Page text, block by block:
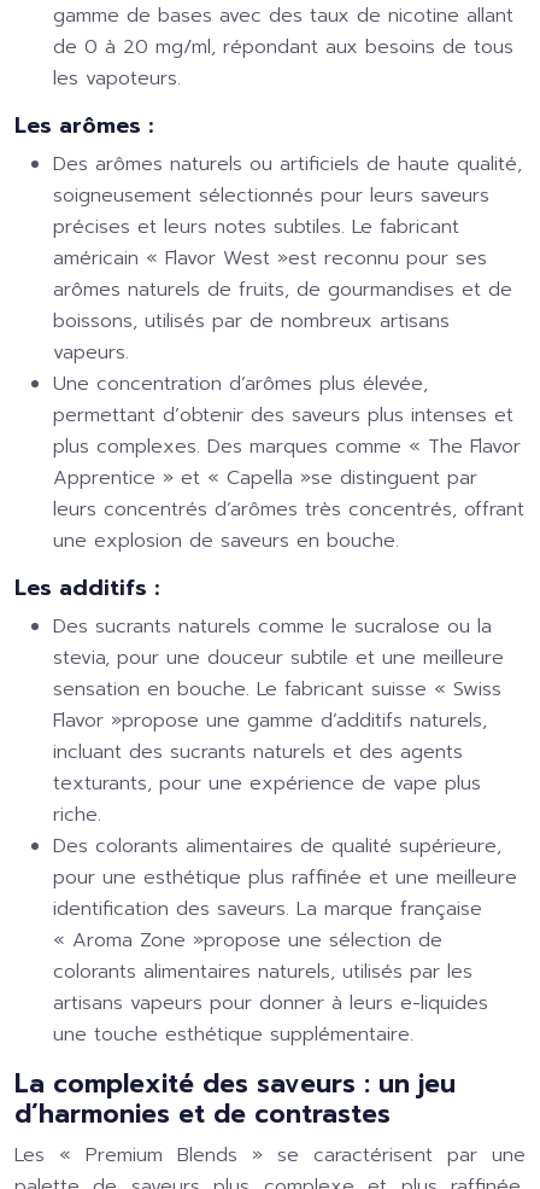
gamme de bases avec des taux de nicotine allant
de 0 à 20 mg/ml, répondant aux besoins de tous
les vapoteurs.
Les arômes :
Des arômes naturels ou artificiels de haute qualité,
soigneusement sélectionnés pour leurs saveurs
précises et leurs notes subtiles. Le fabricant
américain « Flavor West »est reconnu pour ses
arômes naturels de fruits, de gourmandises et de
boissons, utilisés par de nombreux artisans
vapeurs.
Une concentration d’arômes plus élevée,
permettant d’obtenir des saveurs plus intenses et
plus complexes. Des marques comme « The Flavor
Apprentice » et « Capella »se distinguent par
leurs concentrés d’arômes très concentrés, offrant
une explosion de saveurs en bouche.
Les additifs :
Des sucrants naturels comme le sucralose ou la
stevia, pour une douceur subtile et une meilleure
sensation en bouche. Le fabricant suisse « Swiss
Flavor »propose une gamme d’additifs naturels,
incluant des sucrants naturels et des agents
texturants, pour une expérience de vape plus
riche.
Des colorants alimentaires de qualité supérieure,
pour une esthétique plus raffinée et une meilleure
identification des saveurs. La marque française
« Aroma Zone »propose une sélection de
colorants alimentaires naturels, utilisés par les
artisans vapeurs pour donner à leurs e-liquides
une touche esthétique supplémentaire.
La complexité des saveurs : un jeu
d’harmonies et de contrastes
Les « Premium Blends » se caractérisent par une